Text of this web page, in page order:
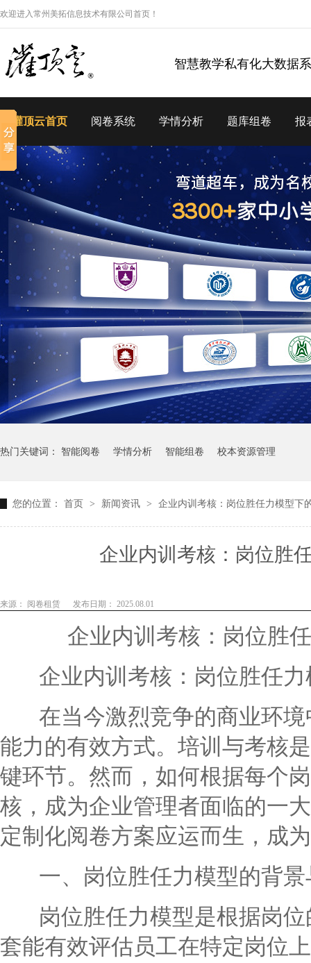
欢迎进入常州美拓信息技术有限公司首页！
智慧教学私有化大数据
灌顶云首页 阅卷系统 学情分析 题库组卷 报
热门关键词： 智能阅卷 学情分析 智能组卷 校本资源管理
您的位置： 首页 > 新闻资讯 > 企业内训考核：岗位胜任力模型下
企业内训考核：岗位胜
来源： 阅卷租赁 发布日期： 2025.08.01
企业内训考核：岗位胜
企业内训考核：岗位胜任力
在当今激烈竞争的商业环境
能力的有效方式。培训与考核
键环节。然而，如何根据每个
核，成为企业管理者面临的一
定制化阅卷方案应运而生，成
一、岗位胜任力模型的背景
岗位胜任力模型是根据岗位
套能有效评估员工在特定岗位